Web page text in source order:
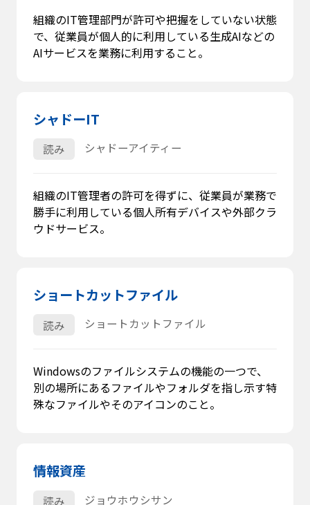
組織のIT管理部門が許可や把握をしていない状態
で、従業員が個人的に利用している生成AIなどの
AIサービスを業務に利用すること。
シャドーIT
読み シャドーアイティー
組織のIT管理者の許可を得ずに、従業員が業務で
勝手に利用している個人所有デバイスや外部クラ
ウドサービス。
ショートカットファイル
読み ショートカットファイル
Windowsのファイルシステムの機能の一つで、
別の場所にあるファイルやフォルダを指し示す特
殊なファイルやそのアイコンのこと。
情報資産
読み ジョウホウシサン